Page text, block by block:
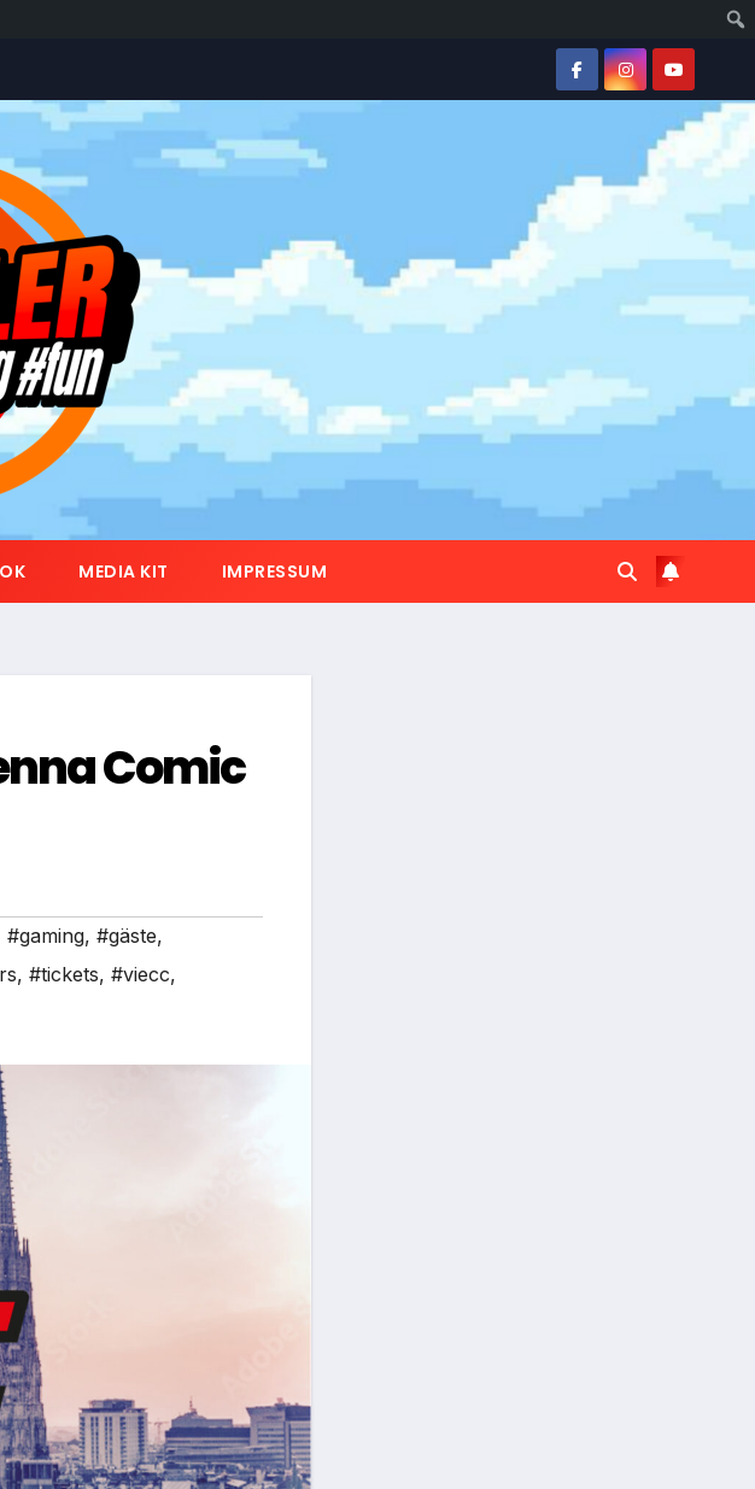
MEDIA KIT IMPRESSUM
Comic
#gaming, #gäste,
, #tickets, #viecc,